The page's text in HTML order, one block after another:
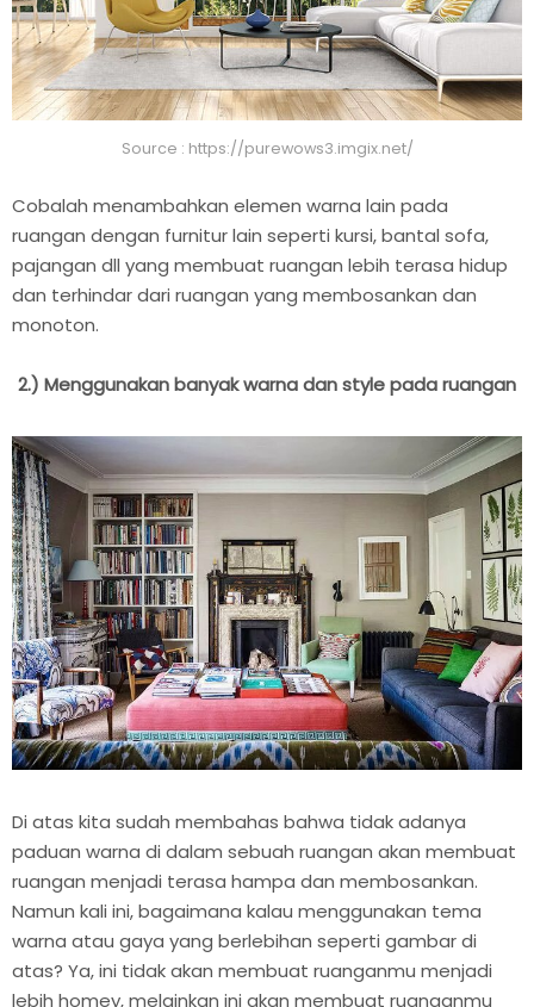
Source : https://purewows3.imgix.net/
Cobalah menambahkan elemen warna lain pada
ruangan dengan furnitur lain seperti kursi, bantal sofa,
pajangan dll yang membuat ruangan lebih terasa hidup
dan terhindar dari ruangan yang membosankan dan
monoton.
2.) Menggunakan banyak warna dan style pada ruangan
Di atas kita sudah membahas bahwa tidak adanya
paduan warna di dalam sebuah ruangan akan membuat
ruangan menjadi terasa hampa dan membosankan.
Namun kali ini, bagaimana kalau menggunakan tema
warna atau gaya yang berlebihan seperti gambar di
atas? Ya, ini tidak akan membuat ruanganmu menjadi
lebih homey, melainkan ini akan membuat ruanganmu